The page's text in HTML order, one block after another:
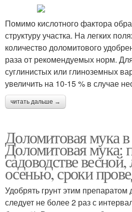
Помимо кислотного фактора
структуру участка. На легких
количество доломитового
раза от рекомендуемых норм.
суглинистых или глиноземных
увеличить на 10-15 % в случае
читать дальше →
Доломитовая мука в
Доломитовая мука:
садоводстве
осенью, сроки
Удобрять грунт этим препаратом
следует не более 2 раз с